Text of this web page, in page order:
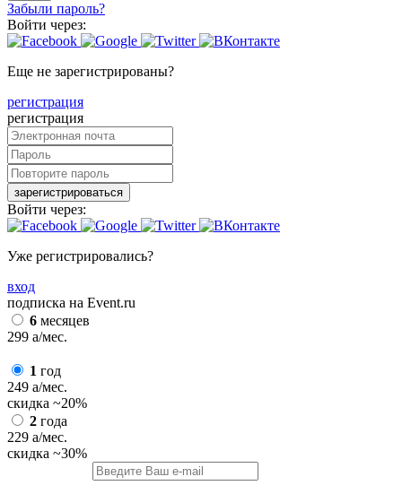
Забыли пароль?
Войти через:
Еще не зарегистрированы?
регистрация
регистрация
зарегистрироваться
Войти через:
Уже регистрировались?
вход
подписка на Event.ru
6 месяцев
299 a/мес.
1 год
249 a/мес.
скидка ~20%
2 года
229 a/мес.
скидка ~30%